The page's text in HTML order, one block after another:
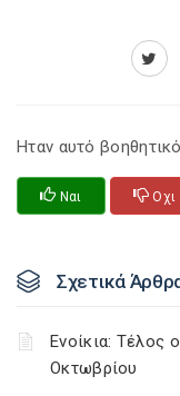
Ηταν αυτό
Ναι Οχι
Σχετικά
Ενοίκια: Τέλος
Οκτωβρίου